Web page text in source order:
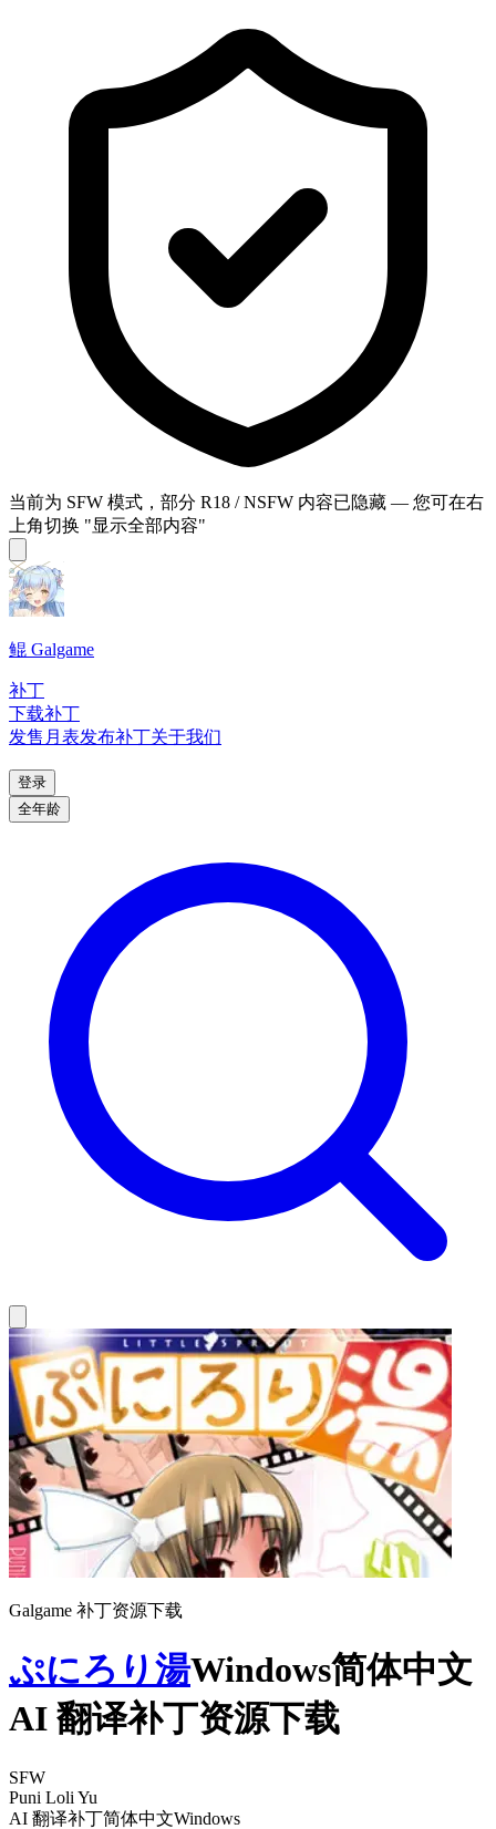
当前为 SFW 模式，部分 R18 / NSFW 内容已隐藏 — 您可在右
上角切换 "显示全部内容"
鲲 Galgame
补丁
下载补丁
发售月表发布补丁关于我们
登录
全年龄
Galgame 补丁资源下载
ぷにろり湯Windows简体中文
AI 翻译补丁资源下载
SFW
Puni Loli Yu
AI 翻译补丁简体中文Windows